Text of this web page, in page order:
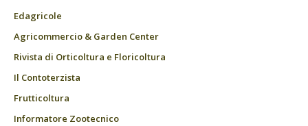
Edagricole
Agricommercio & Garden Center
Rivista di Orticoltura e Floricoltura
Il Contoterzista
Frutticoltura
Informatore Zootecnico